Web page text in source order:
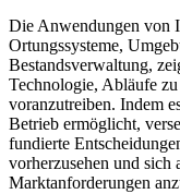
Die Anwendungen von
Ortungssysteme,
Bestandsverwaltung,
Technologie, Abläufe
voranzutreiben. Indem
Betrieb ermöglicht,
fundierte
vorherzusehen und sich
Marktanforderungen